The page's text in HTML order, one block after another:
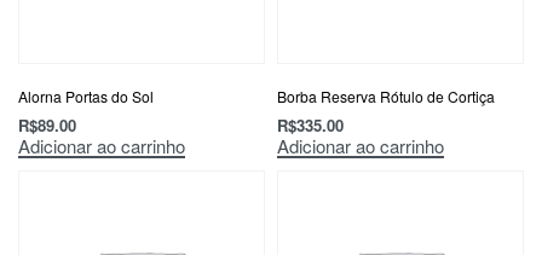
Alorna Portas do Sol
R$89.00
Adicionar ao carrinho
Borba Reserva Rótulo de Cortiça
R$335.00
Adicionar ao carrinho